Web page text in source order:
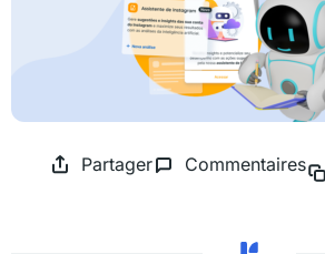
Partager Commentaires